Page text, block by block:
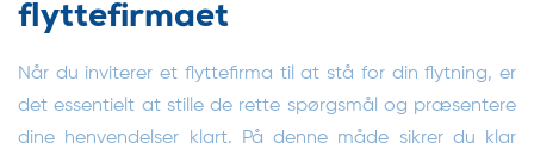
flyttefirmaet
Når du inviterer et flyttefirma til at stå for din flytning, er
det essentielt at stille de rette spørgsmål og præsentere
dine henvendelser klart. På denne måde sikrer du klar